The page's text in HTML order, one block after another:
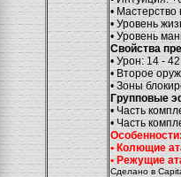
•
• Уровень
• Уровень
Свойства
• Урон: 14 - 42
• Второе
• Зоны
Групповые
• Часть
• Часть
• Колющие
• Режущие
Сделано в